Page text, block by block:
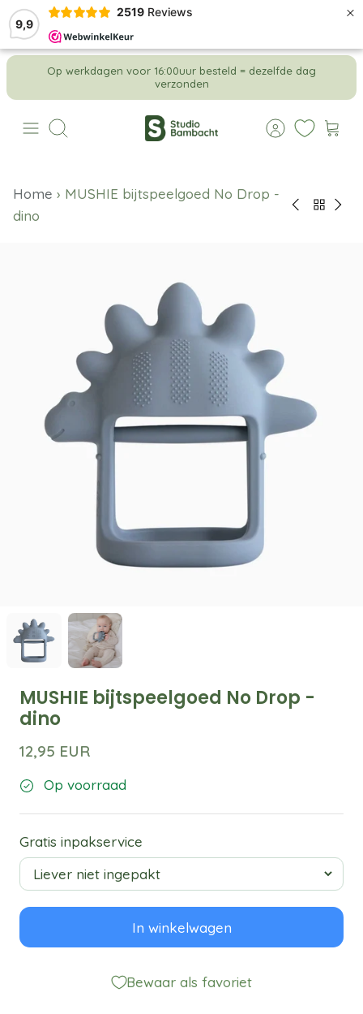
9,9
2519 Reviews ×
Meteen
de
content
Op werkdagen voor 16:00uur besteld = dezelfde dag
verzonden
Zoeken
Home › MUSHIE bijtspeelgoed No Drop -
dino
MUSHIE bijtspeelgoed No Drop -
dino
12,95 EUR
Op voorraad
Gratis inpakservice
In winkelwagen
Bewaar als favoriet